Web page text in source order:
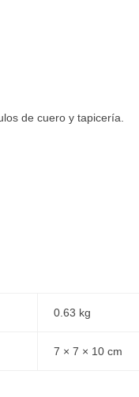
de cuero y tapicería.
0.63 kg
7 × 7 × 10 cm